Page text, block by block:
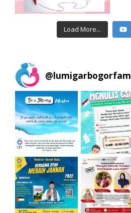
Load More...
@